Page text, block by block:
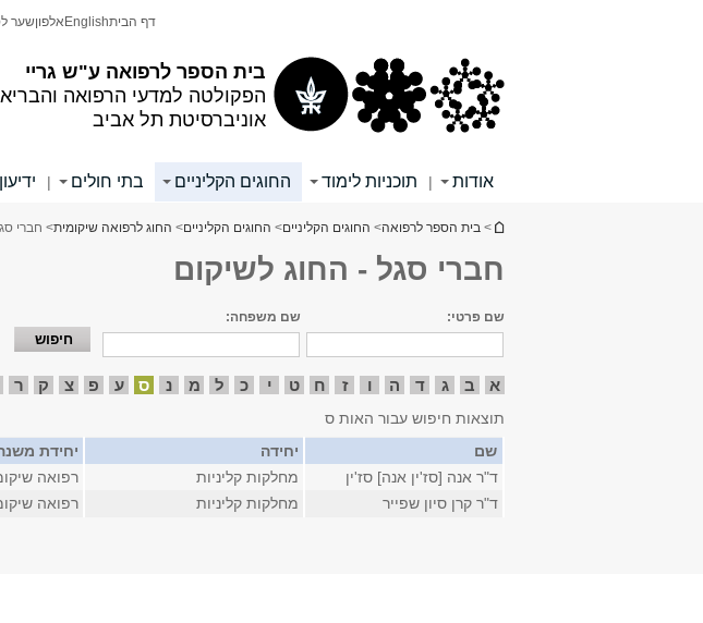
בית הספר לרפואה ע"ש גריי
הפקולטה למדעי הרפואה
אוניברסיטת תל אביב
דף הביתEnglish אלפוןשער
אודות | תוכניות לימוד החוגים הקליניים בתי חולים | ידיעון
הינך נמצא כאן
> בית הספר לרפואה> החוגים הקליניים> החוגים הקליניים> החוג לרפואה שיקומית> חברי
חברי סגל - החוג לשיקום
שם פרטי: שם משפחה:
א ב ג ד ה ו ז ח ט י כ ל מ נ ס ע פ צ ק ר
תוצאות חיפוש עבור האות ס
שם
יחידה יחידת
ד"ר אנה [סז'ין אנה] סז'ין
מחלקות קליניות רפואה
ד"ר קרן סיון שפייר
מחלקות קליניות רפואה